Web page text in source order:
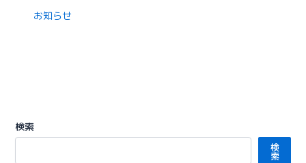
お知らせ
検索
検
索